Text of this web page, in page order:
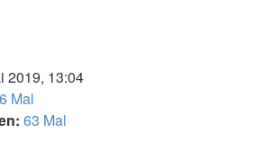
2019, 13:04
Mal
63 Mal